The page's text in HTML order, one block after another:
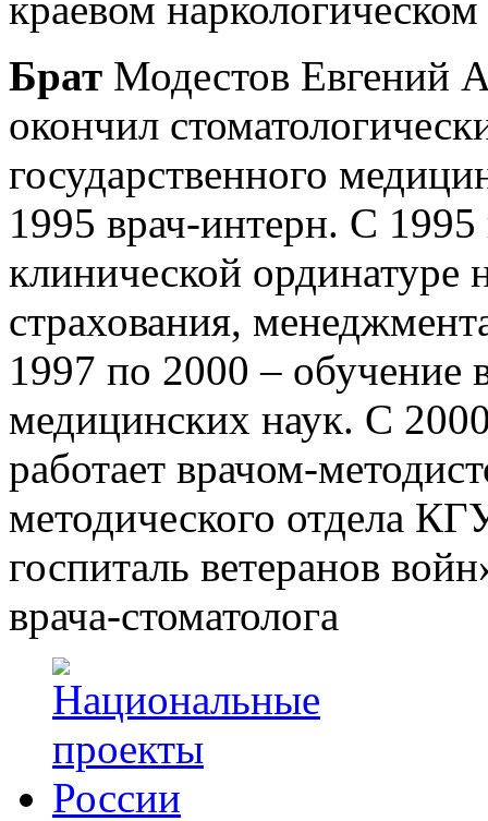
Брат Модестов Евгений
окончил
государственного
1995 врач-интерн. С
клинической ординатуре
страхования,
1997 по 2000 – обучение
медицинских наук. С
работает врачом-
методического отдела
госпиталь ветеранов
врача-стоматолога